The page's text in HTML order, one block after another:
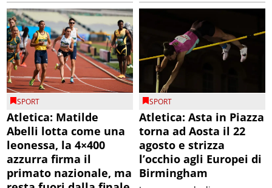
SPORT
Atletica: Matilde
Abelli lotta come una
leonessa, la 4×400
azzurra firma il
primato nazionale, ma
SPORT
Atletica: Asta in Piazza
torna ad Aosta il 22
agosto e strizza
l’occhio agli Europei di
Birmingham